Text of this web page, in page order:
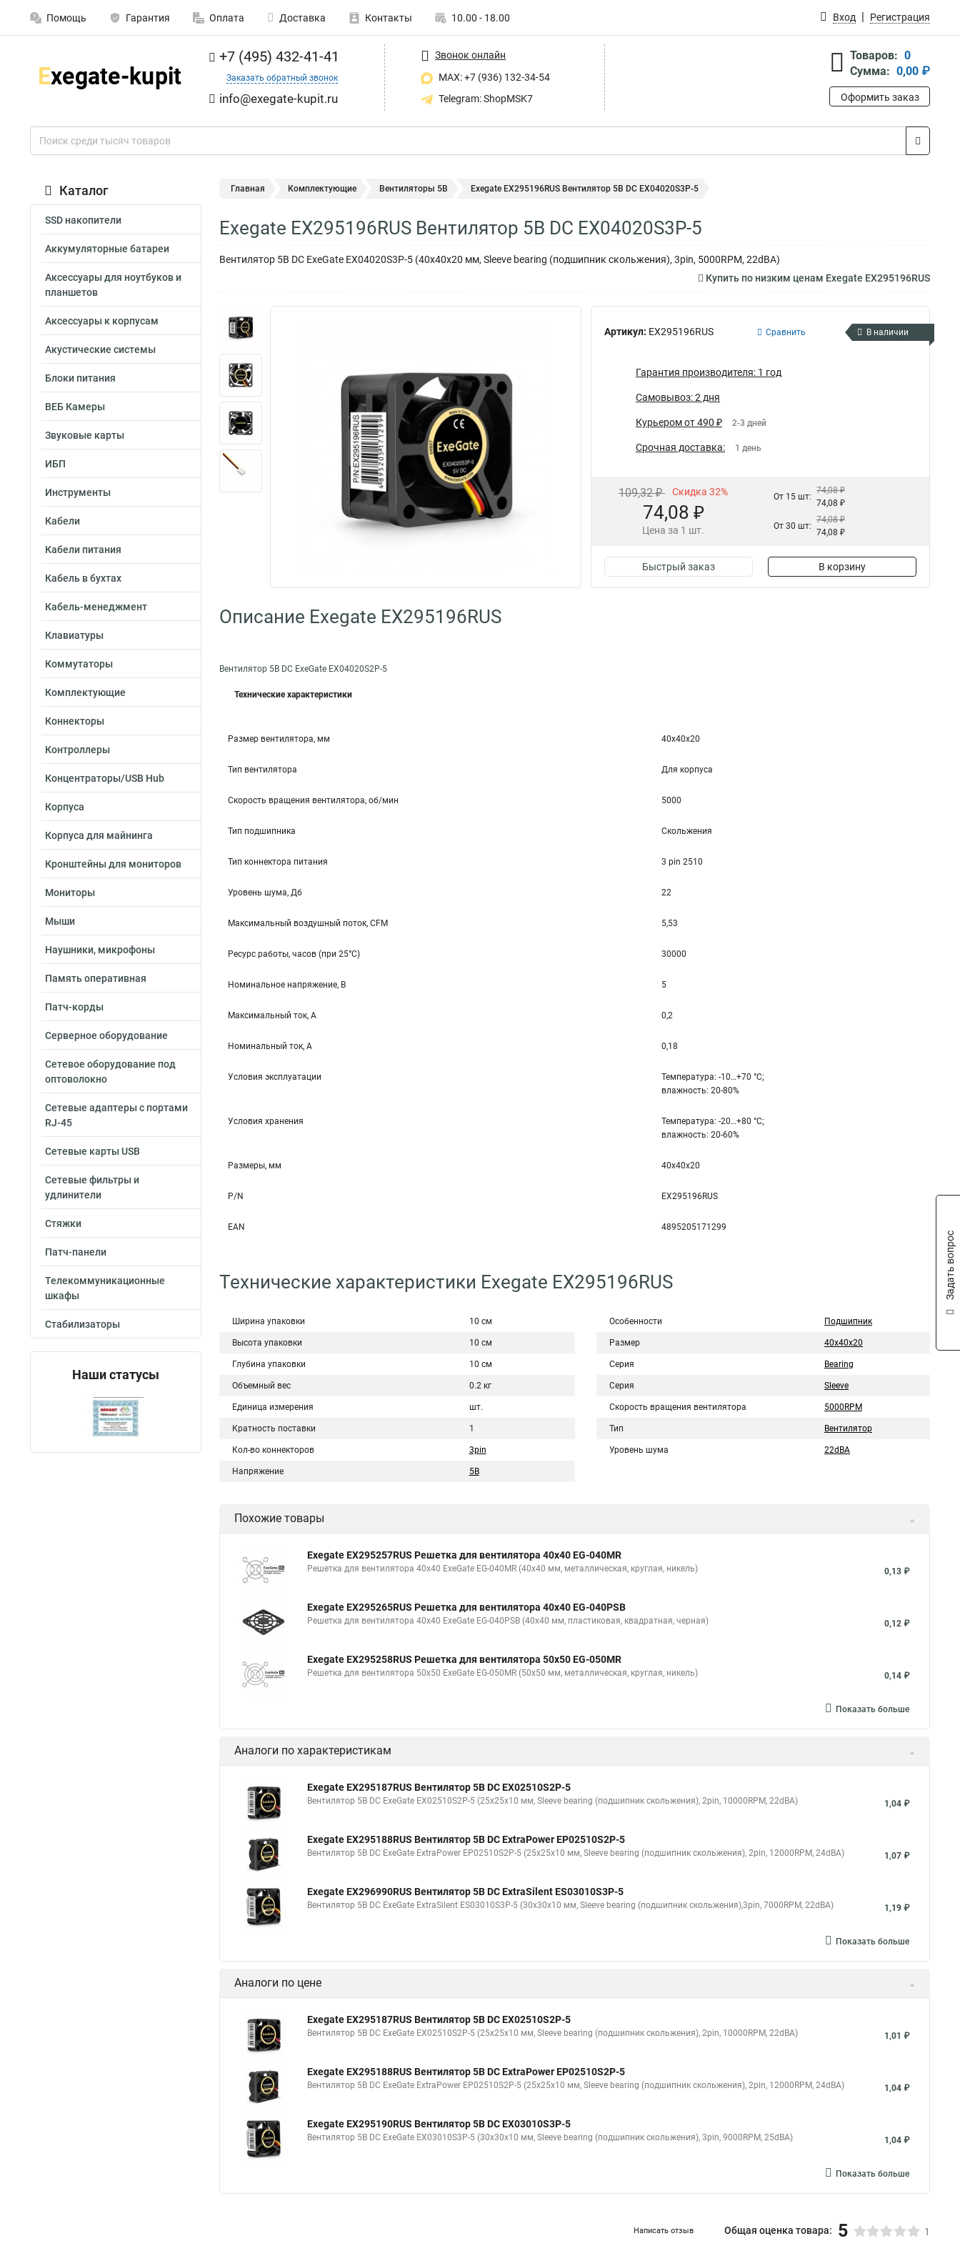
Помощь Гарантия Оплата Доставка Контакты 10.00 - 18.00 Вход Регистрация
+7 (495) 432-41-41
Заказать обратный звонок
info@exegate-kupit.ru
Звонок онлайн
MAX: +7 (936) 132-34-54
Telegram: ShopMSK7
Товаров: 0
Сумма: 0,00 ₽
Оформить заказ
Каталог
SSD накопители
Аккумуляторные батареи
Аксессуары для ноутбуков и
планшетов
Аксессуары к корпусам
Акустические системы
Блоки питания
ВЕБ Камеры
Звуковые карты
ИБП
Инструменты
Кабели
Кабели питания
Кабель в бухтах
Кабель-менеджмент
Клавиатуры
Коммутаторы
Комплектующие
Коннекторы
Контроллеры
Концентраторы/USB Hub
Корпуса
Корпуса для майнинга
Кронштейны для мониторов
Мониторы
Мыши
Наушники, микрофоны
Память оперативная
Патч-корды
Серверное оборудование
Сетевое оборудование под
оптоволокно
Сетевые адаптеры с портами
RJ-45
Сетевые карты USB
Сетевые фильтры и
удлинители
Стяжки
Патч-панели
Телекоммуникационные
шкафы
Стабилизаторы
Наши статусы
Главная Комплектующие Вентиляторы 5В Exegate EX295196RUS Вентилятор 5В DC EX04020S3P-5
Exegate EX295196RUS Вентилятор 5В DC EX04020S3P-5
Вентилятор 5В DC ExeGate EX04020S3P-5 (40x40x20 мм, Sleeve bearing (подшипник скольжения), 3pin, 5000RPM, 22dBA)
Купить по низким ценам Exegate EX295196RUS
Артикул: EX295196RUS Сравнить В наличии
Гарантия производителя: 1 год
Самовывоз: 2 дня
Курьером от 490 ₽ 2-3 дней
Срочная доставка: 1 день
109,32 ₽ Скидка 32%
74,08 ₽
Цена за 1 шт.
От 15 шт:
74,08 ₽
74,08 ₽
От 30 шт:
74,08 ₽
74,08 ₽
Быстрый заказ В корзину
Описание Exegate EX295196RUS
Вентилятор 5В DC ExeGate EX04020S2P-5
Технические характеристики
Размер вентилятора, мм 40x40x20
Тип вентилятора Для корпуса
Скорость вращения вентилятора, об/мин 5000
Тип подшипника Скольжения
Тип коннектора питания 3 pin 2510
Уровень шума, Дб 22
Максимальный воздушный поток, CFM 5,53
Ресурс работы, часов (при 25°C) 30000
Номинальное напряжение, В 5
Максимальный ток, А 0,2
Номинальный ток, А 0,18
Условия эксплуатации
Температура: -10…+70 °С;
влажность: 20-80%
Условия хранения
Температура: -20…+80 °С;
влажность: 20-60%
Размеры, мм 40x40x20
P/N EX295196RUS
EAN 4895205171299
Технические характеристики Exegate EX295196RUS
Ширина упаковки 10 см
Высота упаковки 10 см
Глубина упаковки 10 см
Объемный вес 0.2 кг
Единица измерения шт.
Кратность поставки 1
Кол-во коннекторов 3pin
Напряжение 5В
Особенности Подшипник
Размер 40x40x20
Серия Bearing
Серия Sleeve
Скорость вращения вентилятора 5000RPM
Тип Вентилятор
Уровень шума 22dBA
Похожие товары
Exegate EX295257RUS Решетка для вентилятора 40x40 EG-040MR
Решетка для вентилятора 40x40 ExeGate EG-040MR (40x40 мм, металлическая, круглая, никель) 0,13 ₽
Exegate EX295265RUS Решетка для вентилятора 40x40 EG-040PSB
Решетка для вентилятора 40x40 ExeGate EG-040PSB (40x40 мм, пластиковая, квадратная, черная) 0,12 ₽
Exegate EX295258RUS Решетка для вентилятора 50х50 EG-050MR
Решетка для вентилятора 50х50 ExeGate EG-050MR (50x50 мм, металлическая, круглая, никель) 0,14 ₽
Показать больше
Аналоги по характеристикам
Exegate EX295187RUS Вентилятор 5В DC EX02510S2P-5
Вентилятор 5В DC ExeGate EX02510S2P-5 (25x25x10 мм, Sleeve bearing (подшипник скольжения), 2pin, 10000RPM, 22dBA) 1,04 ₽
Exegate EX295188RUS Вентилятор 5В DC ExtraPower EP02510S2P-5
Вентилятор 5В DC ExeGate ExtraPower EP02510S2P-5 (25x25x10 мм, Sleeve bearing (подшипник скольжения), 2pin, 12000RPM, 24dBA) 1,07 ₽
Exegate EX296990RUS Вентилятор 5В DC ExtraSilent ES03010S3P-5
Вентилятор 5В DC ExeGate ExtraSilent ES03010S3P-5 (30x30x10 мм, Sleeve bearing (подшипник скольжения),3pin, 7000RPM, 22dBA) 1,19 ₽
Показать больше
Аналоги по цене
Exegate EX295187RUS Вентилятор 5В DC EX02510S2P-5
Вентилятор 5В DC ExeGate EX02510S2P-5 (25x25x10 мм, Sleeve bearing (подшипник скольжения), 2pin, 10000RPM, 22dBA) 1,01 ₽
Exegate EX295188RUS Вентилятор 5В DC ExtraPower EP02510S2P-5
Вентилятор 5В DC ExeGate ExtraPower EP02510S2P-5 (25x25x10 мм, Sleeve bearing (подшипник скольжения), 2pin, 12000RPM, 24dBA) 1,04 ₽
Exegate EX295190RUS Вентилятор 5В DC EX03010S3P-5
Вентилятор 5В DC ExeGate EX03010S3P-5 (30x30x10 мм, Sleeve bearing (подшипник скольжения), 3pin, 9000RPM, 25dBA) 1,04 ₽
Показать больше
Написать отзыв Общая оценка товара: 5 1
Задать вопрос